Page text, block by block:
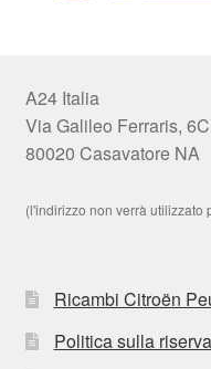
A24 Italia
Via Galileo Ferraris, 6C
80020 Casavatore NA
(l'indirizzo non verrà utilizzato
Ricambi Citroën
Politica sulla